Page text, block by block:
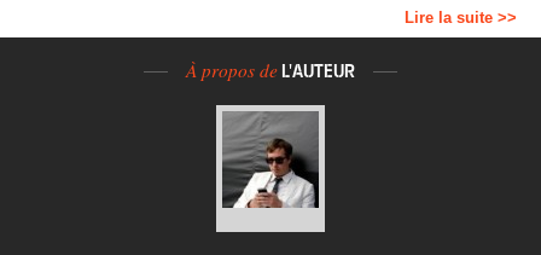
Lire la suite >>
À propos de L'AUTEUR